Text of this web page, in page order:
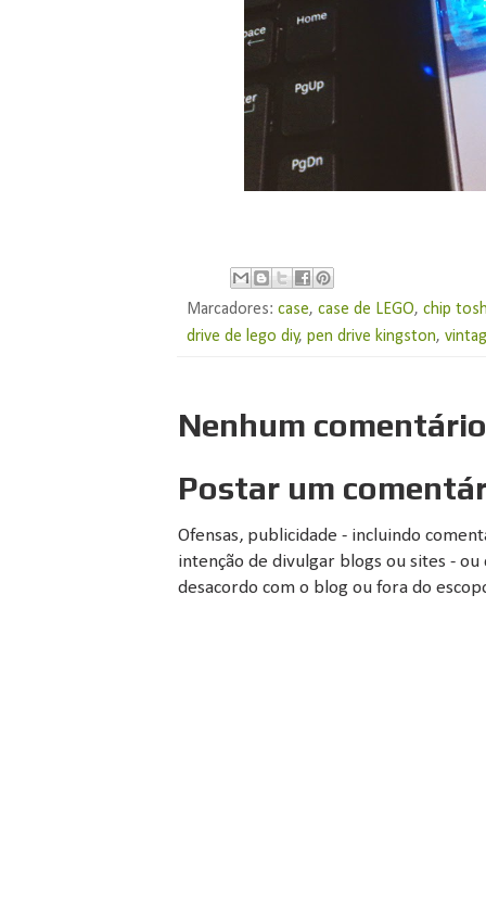
Marcadores:case,case de LEGO,chip
drive de lego diy,pen drive kingston,
Nenhum
Postar um
Ofensas, publicidade - incluindo
intenção de divulgar blogs ou sites -
desacordo com o blog ou fora do